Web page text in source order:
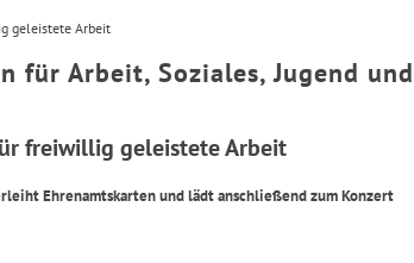
geleistete Arbeit
für Arbeit, Soziales, Jugend und
freiwillig geleistete Arbeit
Ehrenamtskarten und lädt anschließend zum Konzert